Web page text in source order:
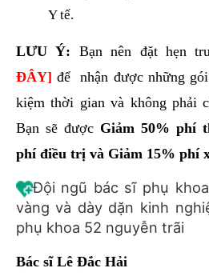
Y tế.
LƯU Ý: Bạn nên đặt hẹn
ĐÂY] để nhận được những
kiệm thời gian và không phải
Bạn sẽ được Giảm 50% phí
phí điều trị và Giảm 15% phí
Đội ngũ bác sĩ phụ
vàng và dày dặn kinh
phụ khoa 52 nguyễn trãi
Bác sĩ Lê Đắc Hải